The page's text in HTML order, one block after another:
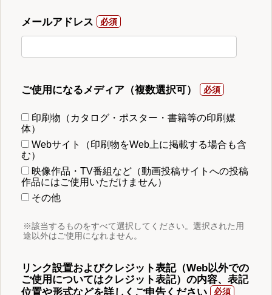
メールアドレス
ご使用になるメディア（複数選択可）
印刷物（カタログ・ポスター・書籍等の印刷媒
体）
Webサイト（印刷物をWeb上に掲載する場合も含
む）
映像作品・TV番組など（動画投稿サイトへの投稿
作品にはご使用いただけません）
その他
※該当するものをすべて選択してください。選択された用
途以外はご使用になれません。
リンク設置およびクレジット表記（Web以外での
ご使用についてはクレジット表記）の内容、表記
位置や形式などを詳しくご申告ください